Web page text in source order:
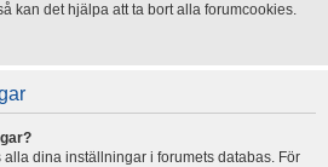
kan det hjälpa att ta bort alla forumcookies.
dina inställningar i forumets databas. För